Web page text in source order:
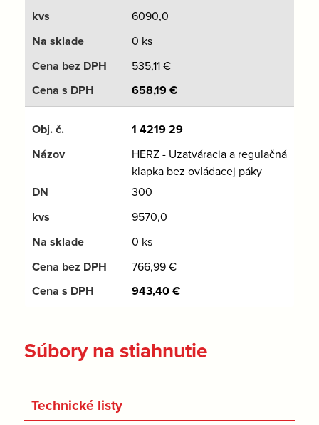
6090,0
0 ks
535,11€
658,19€
1 4219 29
HERZ - Uzatváracia a regulačná
klapka bez ovládacej páky
300
9570,0
0 ks
766,99€
943,40€
Súbory na stiahnutie
Technické listy